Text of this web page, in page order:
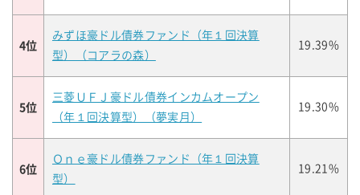
4位
みずほ豪ドル債券ファンド（年１回決算
型）（コアラの森）
19.39%
5位
三菱ＵＦＪ豪ドル債券インカムオープン
（年１回決算型）（夢実月）
19.30%
6位
Ｏｎｅ豪ドル債券ファンド（年１回決算
型）
19.21%